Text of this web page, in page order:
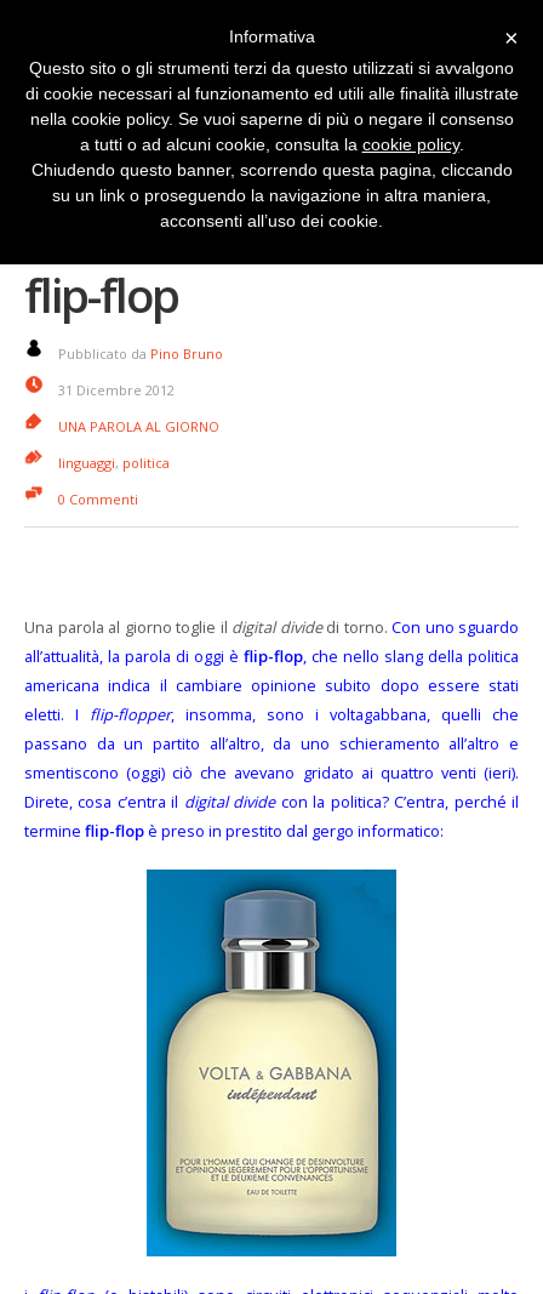
Una parola al giorno:
flip-flop
Pubblicato da Pino Bruno
31 Dicembre 2012
UNA PAROLA AL GIORNO
linguaggi, politica
0 Commenti
Una parola al giorno toglie il digital dividedi torno. Con uno sguardo
all’attualità, la parola di oggi è flip-flop, che nello slang della politica
americana indica il cambiare opinione subito dopo essere stati
eletti. I flip-flopper, insomma, sono i voltagabbana, quelli che
passano da un partito all’altro, da uno schieramento all’altro e
smentiscono (oggi) ciò che avevano gridato ai quattro venti (ieri).
Direte, cosa c’entra il digital dividecon la politica? C’entra, perché il
termine flip-flopè preso in prestito dal gergo informatico:
×
Informativa
Questo sito o gli strumenti terzi da questo utilizzati si avvalgono
di cookie necessari al funzionamento ed utili alle finalità illustrate
nella cookie policy. Se vuoi saperne di più o negare il consenso
a tutti o ad alcuni cookie, consulta la cookie policy.
Chiudendo questo banner, scorrendo questa pagina, cliccando
su un link o proseguendo la navigazione in altra maniera,
acconsenti all’uso dei cookie.